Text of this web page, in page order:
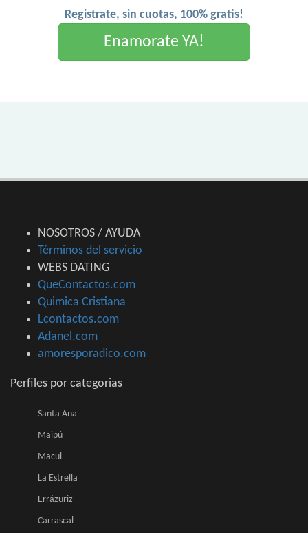
Registrate, sin cuotas, 100% gratis!
Enamorate YA!
NOSOTROS / AYUDA
Términos del servicio
WEBS DATING
QueContactos.com
Quimica Cristiana
Lcontactos.com
Adanel.com
amoresporadico.com
Perfiles por categorias
Santa Ana
Maipú
Macul
La Estrella
Errázuriz
Carrascal